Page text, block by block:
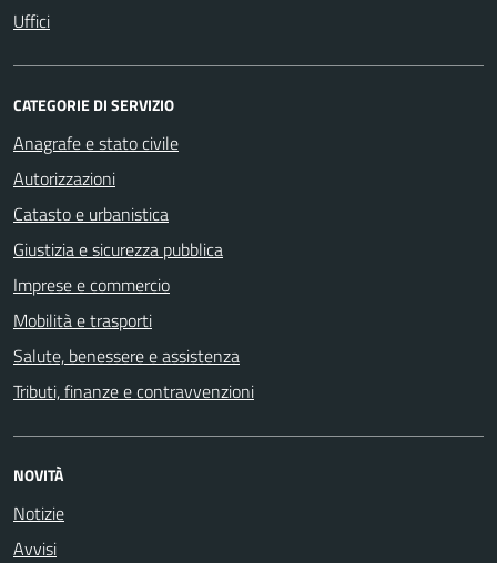
Uffici
CATEGORIE DI SERVIZIO
Anagrafe e stato civile
Autorizzazioni
Catasto e urbanistica
Giustizia e sicurezza pubblica
Imprese e commercio
Mobilità e trasporti
Salute, benessere e assistenza
Tributi, finanze e contravvenzioni
NOVITÀ
Notizie
Avvisi